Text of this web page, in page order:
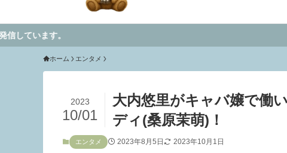
ホーム エンタメ
大内悠里がキャバ嬢で働
ディ(桑原茉萌)！
2023
10/01
エンタメ 2023年8月5日 2023年10月1日